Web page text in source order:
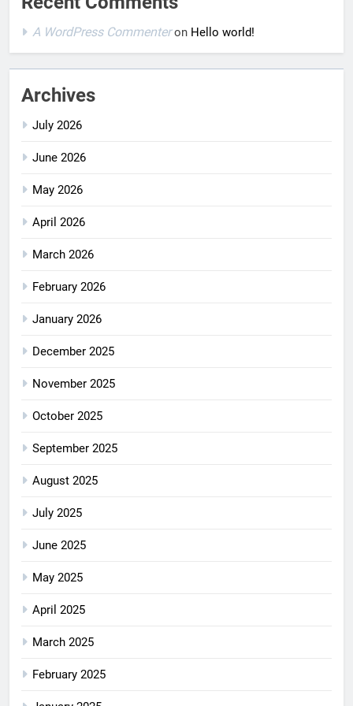
A WordPress Commenteron Hello world!
Archives
July 2026
June 2026
May 2026
April 2026
March 2026
February 2026
January 2026
December 2025
November 2025
October 2025
September 2025
August 2025
July 2025
June 2025
May 2025
April 2025
March 2025
February 2025